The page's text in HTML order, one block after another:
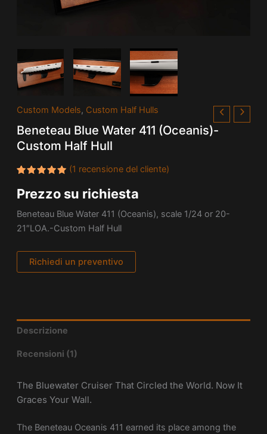
Custom Models, Custom Half Hulls
Beneteau Blue Water 411 (Oceanis)-
Custom Half Hull
5.00su
5 su
recensioni
(1 recensione del cliente)
Prezzo su richiesta
Beneteau Blue Water 411 (Oceanis), scale 1/24 or 20-
21″LOA.-Custom Half Hull
Richiedi un preventivo
Descrizione
Recensioni (1)
The Bluewater Cruiser That Circled the World. Now It
Graces Your Wall.
The Beneteau Oceanis 411 earned its place among the